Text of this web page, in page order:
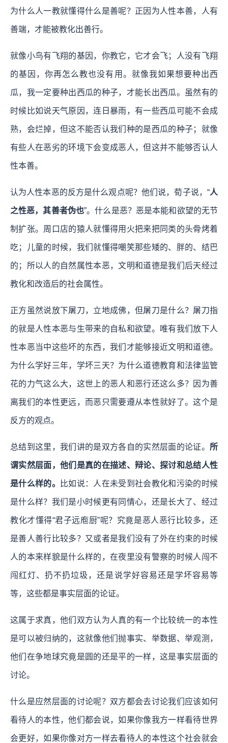
为什么人一教就懂得什么是善呢？正因为人性本善，人有
善端，才能被教化出善行。
就像小鸟有飞翔的基因，你教它，它才会飞；人没有飞翔
的基因，你再怎么教也没有用。就像我如果想要种出西
瓜，我一定要种出西瓜的种子，才能长出西瓜。虽然有的
时候比如说天气原因，连日暴雨，有一些西瓜可能不会成
熟，会烂掉，但这不能否认我们种的是西瓜的种子；就像
有些人在恶劣的环境下会变成恶人，但这并不能够否认人
性本善。
认为人性本恶的反方是什么观点呢？他们说，荀子说，“人
之性恶，其善者伪也”。什么是恶？恶是本能和欲望的无节
制扩张。周口店的猿人就懂得用火把来把同类的头骨烤着
吃；儿童的时候，我们就懂得嘲笑那些矮的、胖的、结巴
的；所以人的自然属性本恶，文明和道德是我们后天经过
教化和改造后的社会属性。
正方虽然说放下屠刀，立地成佛，但屠刀是什么？屠刀指
的就是人性本恶与生带来的自私和欲望。唯有我们放下人
性本恶当中这些坏的东西，我们才能够接近文明和道德。
为什么学好三年，学坏三天？为什么道德教育和法律监管
花的力气这么大，这世上的恶人和恶行还这么多？因为善
离我们的本性更远，而恶只需要遵从本性就好了。这个是
反方的观点。
总结到这里，我们讲的是双方各自的实然层面的论证。 所
谓实然层面，他们是真的在描述、辩论、探讨和总结人性
是什么样的。 比如说：人在未受到社会教化和污染的时候
是什么样？我们是小时候更有同情心，还是长大了、经过
教化才懂得“君子远庖厨”呢？究竟是恶人恶行比较多，还
是善人善行比较多？又或者是我们没有了外在约束的时候
人的本来样貌是什么样的，在夜里没有警察的时候人闯不
闯红灯、扔不扔垃圾，还是说学好容易还是学坏容易等
等，这些都是事实层面的论证。
这属于求真，他们双方认为人真的有一个比较统一的本性
是可以被归纳的，这就像他们抛事实、举数据、举观测，
他们在争地球究竟是圆的还是平的一样，这是事实层面的
讨论。
什么是应然层面的讨论呢？双方都会去讨论我们应该如何
看待人的本性，他们都会说，如果你像我方一样看待世界
会更好，如果你像对方一样去看待人的本性这个社会就会